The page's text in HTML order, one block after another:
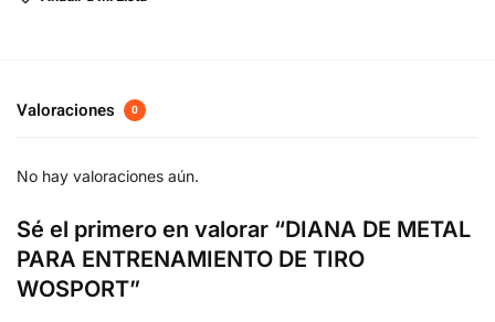
Valoraciones 0
No hay valoraciones aún.
Sé el primero en valorar “DIANA DE METAL
PARA ENTRENAMIENTO DE TIRO
WOSPORT”